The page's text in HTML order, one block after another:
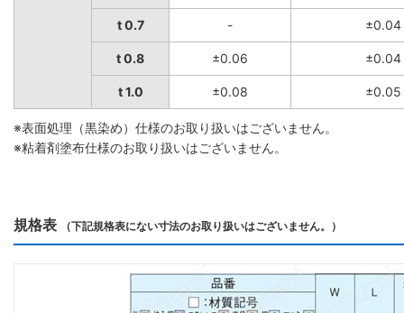
t 0.7 - ±0.04
t 0.8 ±0.06 ±0.04
t 1.0 ±0.08 ±0.05
※表面処理（黒染め）仕様のお取り扱いはございません。
※粘着剤塗布仕様のお取り扱いはございません。
規格表 （下記規格表にない寸法のお取り扱いはございません。）